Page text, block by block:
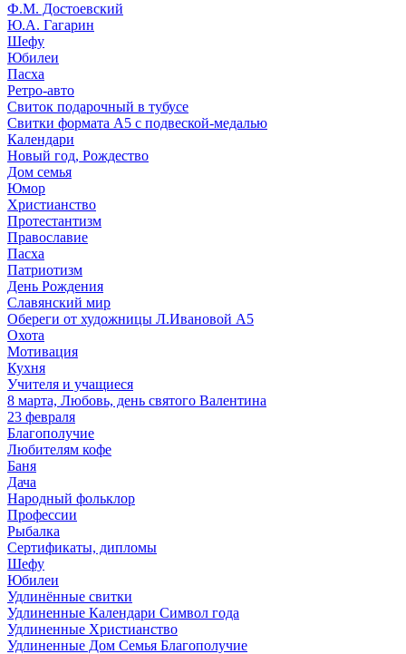
Ф.М. Достоевский
Ю.А. Гагарин
Шефу
Юбилеи
Пасха
Ретро-авто
Свиток подарочный в тубусе
Свитки формата А5 с подвеской-медалью
Календари
Новый год, Рождество
Дом семья
Юмор
Христианство
Протестантизм
Православие
Пасха
Патриотизм
День Рождения
Славянский мир
Обереги от художницы Л.Ивановой А5
Охота
Мотивация
Кухня
Учителя и учащиеся
8 марта, Любовь, день святого Валентина
23 февраля
Благополучие
Любителям кофе
Баня
Дача
Народный фольклор
Профессии
Рыбалка
Сертификаты, дипломы
Шефу
Юбилеи
Удлинённые свитки
Удлиненные Календари Символ года
Удлиненные Христианство
Удлиненные Дом Семья Благополучие